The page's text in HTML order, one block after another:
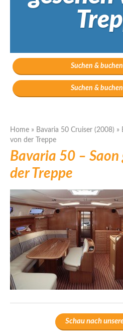
Suchen &
Suchen &
Home » Bavaria 50 Cruiser (2008) »
von der Treppe
Bavaria 50 – Saon
der Treppe
Schau nach